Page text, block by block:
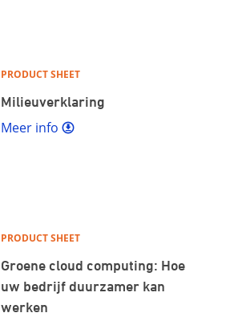
PRODUCT SHEET
Milieuverklaring
Meer info
PRODUCT SHEET
Groene cloud computing: Hoe
uw bedrijf duurzamer kan
werken